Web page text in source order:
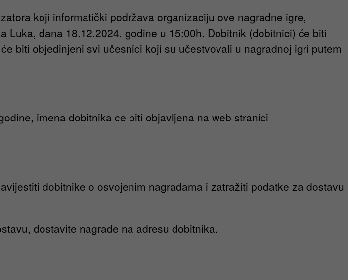
koji informatički podržava organizaciju ove nagradne igre,
dana 18.12.2024. godine u 15:00h. Dobitnik (dobitnici) će biti
biti objedinjeni svi učesnici koji su učestvovali u nagradnoj igri putem
imena dobitnika ce biti objavljena na web stranici
dobitnike o osvojenim nagradama i zatražiti podatke za dostavu
dostavite nagrade na adresu dobitnika.